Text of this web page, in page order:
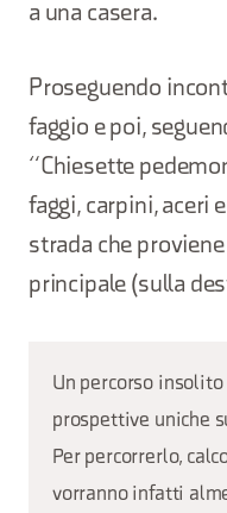
a una casera.
Proseguendo
faggio e poi,
“Chiesette
faggi, carpini, aceri
strada che
principale (sulla
Un percorso
prospettive uniche
Per percorrerlo,
vorranno infatti